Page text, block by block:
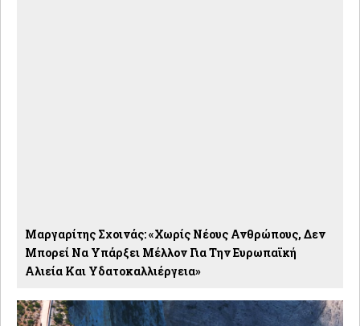
Μαργαρίτης Σχοινάς: «Χωρίς Νέους Ανθρώπους, Δεν
Μπορεί Να Υπάρξει Μέλλον Για Την Ευρωπαϊκή
Αλιεία Και Υδατοκαλλιέργεια»